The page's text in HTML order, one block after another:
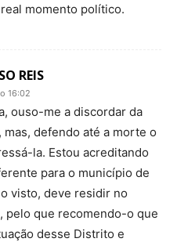
momento político.
REIS
16:02
ouso-me a discordar da
defendo até a morte o
la. Estou acreditando
para o município de
visto, deve residir no
pelo que recomendo-o que
desse Distrito e